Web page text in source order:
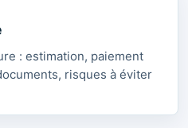
: estimation, paiement
risques à éviter